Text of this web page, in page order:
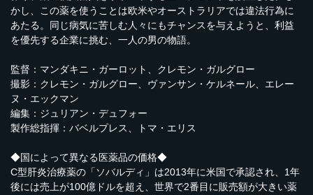
かし、この薬を使うことは欧米やオーストラリアでは違法行為に
あたる。同じ病気に苦しむ人々にもチャンスを与えようと、利益
を優先する企業に挑む、一人の男の物語。
監督：マンダキニ・ガーロット、クレモン・ガルグロー
撮影：クレモン・ガルグロー、ヴァンサン・ケルネール、エレー
ヌ・エックマン
編集：ジュリアン・デュフォー
製作総指揮：バベルプレス、トマ・エリス
◆国によって異なる医薬品の価格◆
C型肝炎治療薬の「ソバルディ」は2013年に米国で承認され、1年
後には売上が100億ドルを超え、世界で2番目に販売額が大きい薬